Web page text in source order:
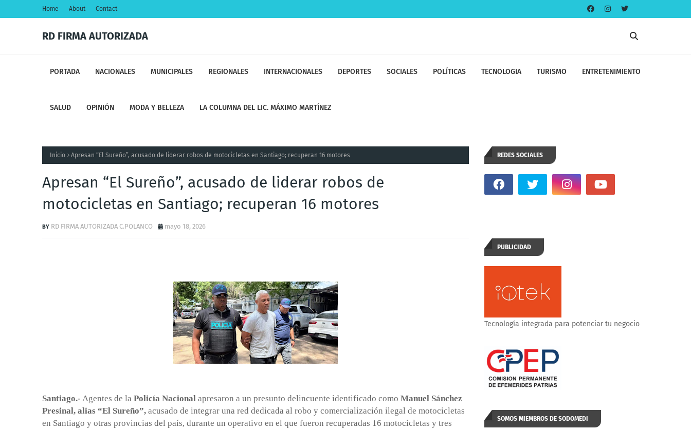
Home About Contact
RD FIRMA AUTORIZADA
PORTADA NACIONALES MUNICIPALES REGIONALES INTERNACIONALES DEPORTES SOCIALES POLÍTICAS TECNOLOGIA TURISMO ENTRETENIMIENTO
SALUD OPINIÓN MODA Y BELLEZA LA COLUMNA DEL LIC. MÁXIMO MARTÍNEZ
Inicio Apresan “El Sureño”, acusado de liderar robos de motocicletas en Santiago; recuperan 16 motores
Apresan “El Sureño”, acusado de liderar robos de
motocicletas en Santiago; recuperan 16 motores
RD FIRMA AUTORIZADA C.POLANCO mayo 18, 2026
Santiago.- Agentes de la Policía Nacional apresaron a un presunto delincuente identificado como Manuel Sánchez
Presinal, alias “El Sureño”, acusado de integrar una red dedicada al robo y comercialización ilegal de motocicletas
en Santiago y otras provincias del país, durante un operativo en el que fueron recuperadas 16 motocicletas y tres
REDES SOCIALES
PUBLICIDAD
Tecnología integrada para potenciar tu negocio
SOMOS MIEMBROS DE SODOMEDI